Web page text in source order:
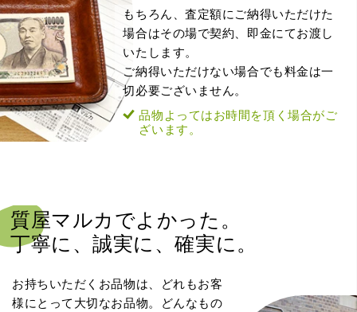
もちろん、査定額にご納得いただけた
場合はその場で契約、即金にてお渡し
いたします。
ご納得いただけない場合でも料金は一
切必要ございません。
品物よってはお時間を頂く場合がご
ざいます。
質屋マルカでよかった。
丁寧に、誠実に、確実に。
お持ちいただくお品物は、どれもお客
様にとって大切なお品物。どんなもの